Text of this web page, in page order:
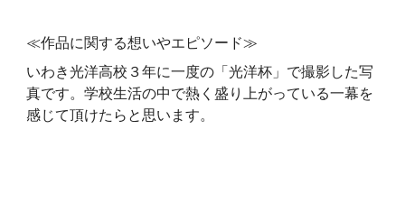
≪作品に関する想いやエピソード≫
いわき光洋高校３年に一度の「光洋杯」で撮影した写
真です。学校生活の中で熱く盛り上がっている一幕を
感じて頂けたらと思います。